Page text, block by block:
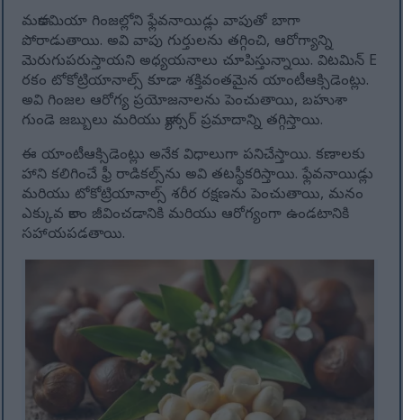
మకాడమియా గింజల్లోని ఫ్లేవనాయిడ్లు వాపుతో బాగా
పోరాడుతాయి. అవి వాపు గుర్తులను తగ్గించి, ఆరోగ్యాన్ని
మెరుగుపరుస్తాయని అధ్యయనాలు చూపిస్తున్నాయి. విటమిన్ E
రకం టోకోట్రియానాల్స్ కూడా శక్తివంతమైన యాంటీఆక్సిడెంట్లు.
అవి గింజల ఆరోగ్య ప్రయోజనాలను పెంచుతాయి, బహుశా
గుండె జబ్బులు మరియు క్యాన్సర్ ప్రమాదాన్ని తగ్గిస్తాయి.
ఈ యాంటీఆక్సిడెంట్లు అనేక విధాలుగా పనిచేస్తాయి. కణాలకు
హాని కలిగించే ఫ్రీ రాడికల్స్‌ను అవి తటస్థీకరిస్తాయి. ఫ్లేవనాయిడ్లు
మరియు టోకోట్రియానాల్స్ శరీర రక్షణను పెంచుతాయి, మనం
ఎక్కువ కాలం జీవించడానికి మరియు ఆరోగ్యంగా ఉండటానికి
సహాయపడతాయి.